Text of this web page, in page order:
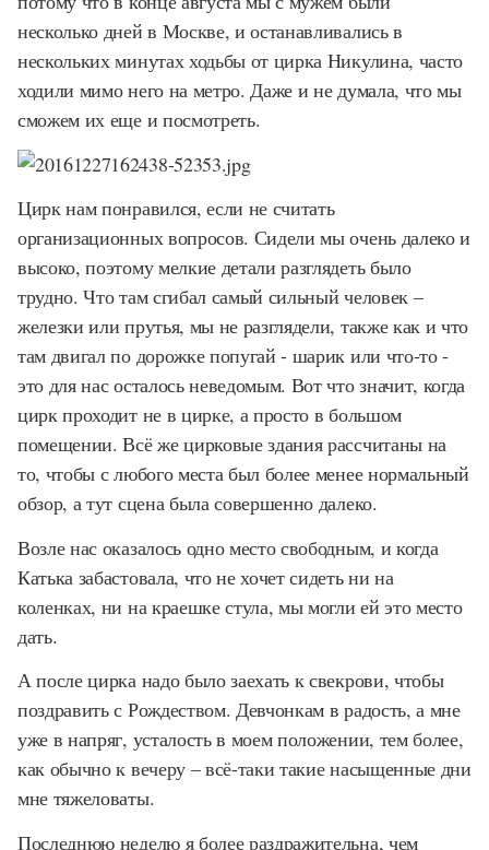
несколько дней в Москве, и останавливались в
нескольких минутах ходьбы от цирка Никулина, часто
ходили мимо него на метро. Даже и не думала, что мы
сможем их еще и посмотреть.
Цирк нам понравился, если не считать
организационных вопросов. Сидели мы очень далеко и
высоко, поэтому мелкие детали разглядеть было
трудно. Что там сгибал самый сильный человек –
железки или прутья, мы не разглядели, также как и что
там двигал по дорожке попугай - шарик или что-то -
это для нас осталось неведомым. Вот что значит, когда
цирк проходит не в цирке, а просто в большом
помещении. Всё же цирковые здания рассчитаны на
то, чтобы с любого места был более менее нормальный
обзор, а тут сцена была совершенно далеко.
Возле нас оказалось одно место свободным, и когда
Катька забастовала, что не хочет сидеть ни на
коленках, ни на краешке стула, мы могли ей это место
дать.
А после цирка надо было заехать к свекрови, чтобы
поздравить с Рождеством. Девчонкам в радость, а мне
уже в напряг, усталость в моем положении, тем более,
как обычно к вечеру – всё-таки такие насыщенные дни
мне тяжеловаты.
Последнюю неделю я более раздражительна, чем